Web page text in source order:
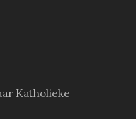
Katholieke